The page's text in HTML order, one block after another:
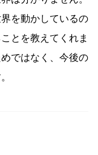
を動かしているの
とを教えてくれま
ではなく、今後の